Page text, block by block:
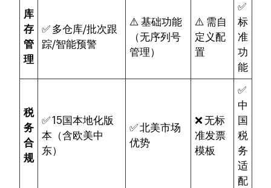
库
存
管
理
✅ 多仓库/批次跟
踪/智能预警
⚠️ 基础功能
（无序列号
管理）
⚠️ 需自
定义配
置
✅
标
准
功
能
税
务
合
规
✅ 15国本地化版
本（含欧美中
东）
✅ 北美市场
优势
❌ 无标
准发票
模板
✅
中
国
税
务
适
配